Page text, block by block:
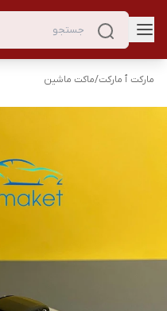
مارکت ٱ مارکت/ماکت ماشین